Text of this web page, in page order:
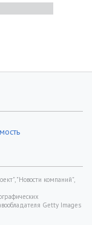
"Новости компаний",
Getty Images